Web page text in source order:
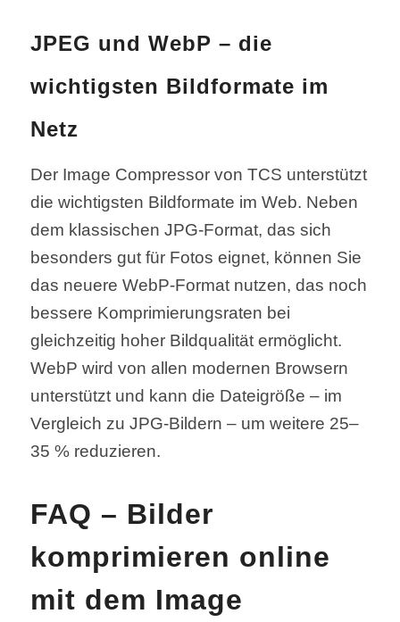
JPEG und WebP – die
wichtigsten Bildformate im
Netz
Der Image Compressor von TCS unterstützt
die wichtigsten Bildformate im Web. Neben
dem klassischen JPG-Format, das sich
besonders gut für Fotos eignet, können Sie
das neuere WebP-Format nutzen, das noch
bessere Komprimierungsraten bei
gleichzeitig hoher Bildqualität ermöglicht.
WebP wird von allen modernen Browsern
unterstützt und kann die Dateigröße – im
Vergleich zu JPG-Bildern – um weitere 25–
35 % reduzieren.
FAQ – Bilder
komprimieren online
mit dem Image